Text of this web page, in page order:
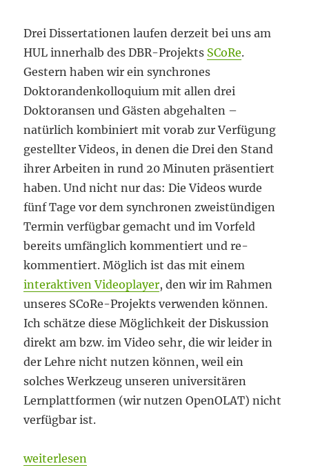
Drei Dissertationen laufen derzeit bei uns am
HUL innerhalb des DBR-Projekts SCoRe.
Gestern haben wir ein synchrones
Doktorandenkolloquium mit allen drei
Doktoransen und Gästen abgehalten –
natürlich kombiniert mit vorab zur Verfügung
gestellter Videos, in denen die Drei den Stand
ihrer Arbeiten in rund 20 Minuten präsentiert
haben. Und nicht nur das: Die Videos wurde
fünf Tage vor dem synchronen zweistündigen
Termin verfügbar gemacht und im Vorfeld
bereits umfänglich kommentiert und re-
kommentiert. Möglich ist das mit einem
interaktiven Videoplayer, den wir im Rahmen
unseres SCoRe-Projekts verwenden können.
Ich schätze diese Möglichkeit der Diskussion
direkt am bzw. im Video sehr, die wir leider in
der Lehre nicht nutzen können, weil ein
solches Werkzeug unseren universitären
Lernplattformen (wir nutzen OpenOLAT) nicht
verfügbar ist.
„Interaktive Video-Kommentierung: genutzt und
weiterlesen